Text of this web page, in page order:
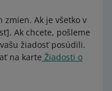
zmien. Ak je všetko v
Ak chcete, pošleme
žiadosť posúdili.
na karte Žiadosti o